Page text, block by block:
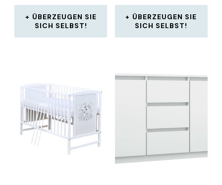
ÜBERZEUGEN SIE
SICH SELBST!
ÜBERZEUGEN SIE
SICH SELBST!